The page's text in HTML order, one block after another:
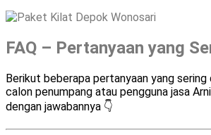
FAQ – Pertanyaan yang
Berikut beberapa pertanyaan yang sering
calon penumpang atau pengguna jasa
dengan jawabannya 👇